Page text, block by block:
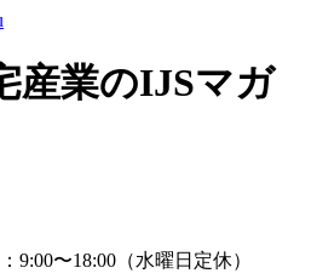
産業のIJSマガ
9:00〜18:00（水曜日定休）